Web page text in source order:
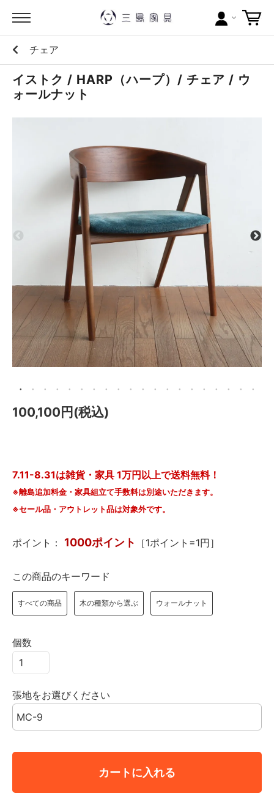
カテゴリー
ブランドから探す
お買い物ガイド
ポイントについて
配送料について
ラッピングについて
メールマガジン
Instagram
Facebook
チェア
イストク / HARP（ハープ）/ チェア / ウ
ォールナット
100,100円(税込)
7.11-8.31は雑貨・家具 1万円以上で送料無料！
※離島追加料金・家具組立て手数料は別途いただきます。
※セール品・アウトレット品は対象外です。
ポイント： 1000ポイント ［1ポイント=1円］
この商品のキーワード
すべての商品 木の種類から選ぶ ウォールナット
個数
張地をお選びください
カートに入れる